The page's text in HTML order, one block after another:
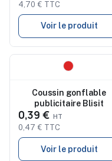
4,70 € TTC
Voir le produit
Coussin gonflable
publicitaire Blisit
0,39 €
0,47 € TTC
Voir le produit